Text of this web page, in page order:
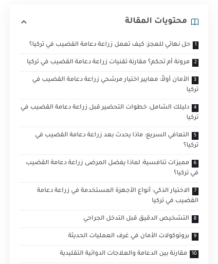
محتويات المقالة
حل نهائي للعجز: كيف تعمل زراعة دعامة القضيب في تركيا؟
مرونة أم تحكم؟ مقارنة تقنيات زراعة دعامة القضيب في تركيا
الأمان أولاً: معايير اختيار مرشحي زراعة دعامة القضيب في
تركيا
دليلك الشامل: خطوات التحضير قبل زراعة دعامة القضيب في
تركيا
التعافي السريع: ماذا يحدث بعد زراعة دعامة القضيب في
تركيا؟
مميزات تنافسية: لماذا يفضل المرضى زراعة دعامة القضيب
في تركيا؟
الاختيار الذكي: أنواع الأجهزة المستخدمة في زراعة دعامة
القضيب في تركيا
التشخيص الدقيق قبل التدخل الجراحي
بروتوكولات الأمان في غرف العمليات الحديثة
مقارنة بين الدعامة والعلاجات الدوائية التقليدية